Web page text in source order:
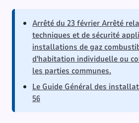
Arrêté du 23 février Arrêté
techniques et de sécurité
installations de gaz
d'habitation individuelle ou
les parties communes.
Le Guide Général des
56